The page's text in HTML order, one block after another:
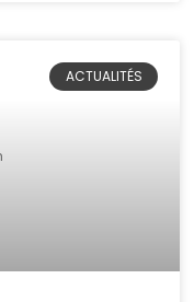
ACTUALITÉS